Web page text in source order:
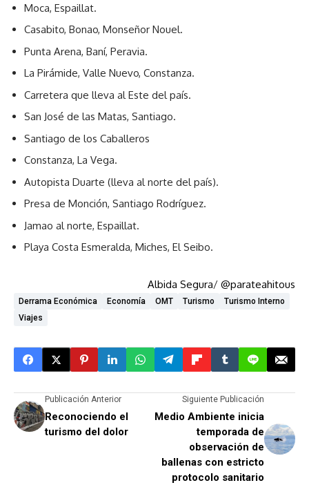
Moca, Espaillat.
Casabito, Bonao, Monseñor Nouel.
Punta Arena, Baní, Peravia.
La Pirámide, Valle Nuevo, Constanza.
Carretera que lleva al Este del país.
San José de las Matas, Santiago.
Santiago de los Caballeros
Constanza, La Vega.
Autopista Duarte (lleva al norte del país).
Presa de Monción, Santiago Rodríguez.
Jamao al norte, Espaillat.
Playa Costa Esmeralda, Miches, El Seibo.
Albida Segura/ @parateahitous
Derrama Económica Economía OMT Turismo
Turismo Interno
Viajes
Publicación Anterior
Reconociendo el
turismo del dolor
Siguiente Publicación
Medio Ambiente inicia
temporada de
observación de
ballenas con estricto
protocolo sanitario